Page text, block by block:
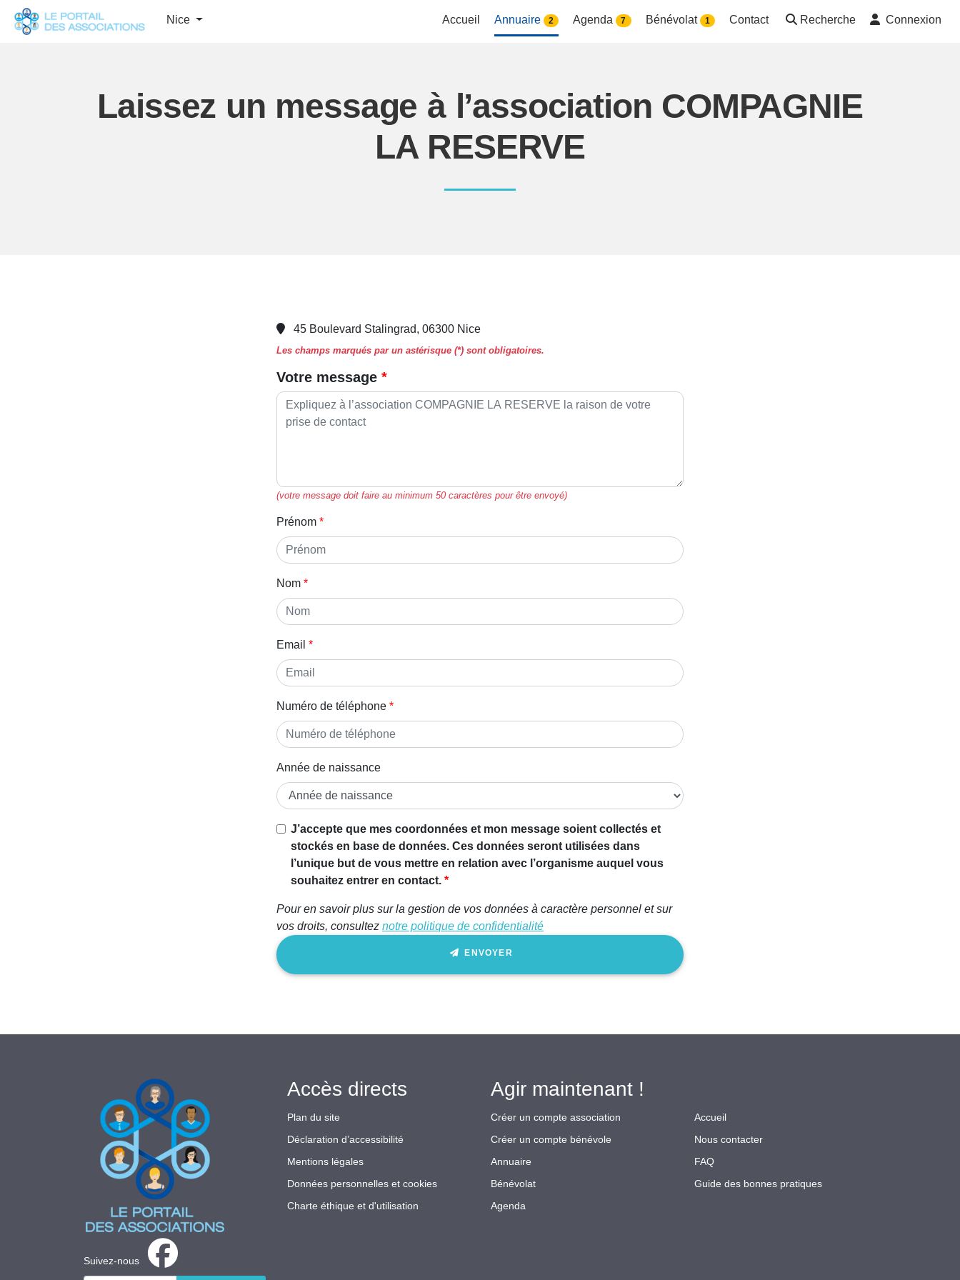
Nice Accueil Annuaire 2 Agenda 7 Bénévolat 1 Contact Recherche Connexion
Laissez un message à l’association COMPAGNIE
LA RESERVE
45 Boulevard Stalingrad, 06300 Nice
Les champs marqués par un astérisque (*) sont obligatoires.
Votre message
(votre message doit faire au minimum 50 caractères pour être envoyé)
Prénom
Nom
Email
Numéro de téléphone
Année de naissance
J’accepte que mes coordonnées et mon message soient collectés et
stockés en base de données. Ces données seront utilisées dans
l’unique but de vous mettre en relation avec l’organisme auquel vous
souhaitez entrer en contact.
Pour en savoir plus sur la gestion de vos données à caractère personnel et sur
vos droits, consultez notre politique de confidentialité
ENVOYER
Suivez-nous
Accès directs
Plan du site
Déclaration d’accessibilité
Mentions légales
Données personnelles et cookies
Charte éthique et d'utilisation
Agir maintenant !
Créer un compte association
Créer un compte bénévole
Annuaire
Bénévolat
Agenda
Accueil
Nous contacter
FAQ
Guide des bonnes pratiques
Panneau de gestion des cookies